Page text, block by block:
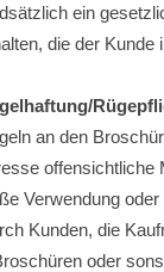
ein
die der
an den
Verwendung
Kunden, die
oder